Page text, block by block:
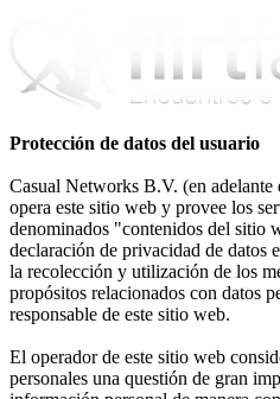
Protección de datos del usuario
Casual Networks B.V. (en
opera este sitio web y provee los
denominados "contenidos del sitio
declaración de privacidad de datos
la recolección y utilización de los
propósitos relacionados con datos
responsable de este sitio web.
El operador de este sitio web
personales una questión de gran